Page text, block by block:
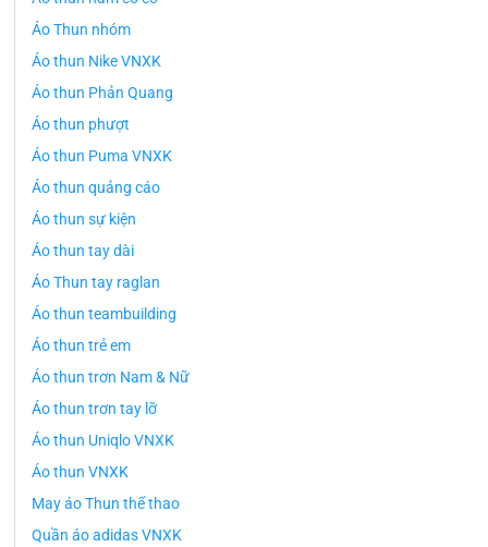
Áo Thun nhóm
Áo thun Nike VNXK
Áo thun Phản Quang
Áo thun phượt
Áo thun Puma VNXK
Áo thun quảng cáo
Áo thun sự kiện
Áo thun tay dài
Áo Thun tay raglan
Áo thun teambuilding
Áo thun trẻ em
Áo thun trơn Nam & Nữ
Áo thun trơn tay lỡ
Áo thun Uniqlo VNXK
Áo thun VNXK
May áo Thun thể thao
Quần áo adidas VNXK